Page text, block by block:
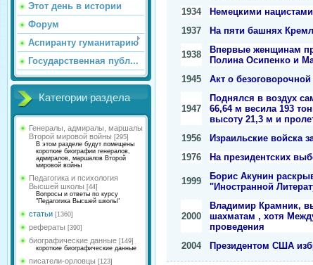
Этот день в истории
Форум
Аспиранту гуманитарию
Государственная публ...
Категории раздела
Генералы, адмиралы, маршалы
Второй мировой войны [295]
В этом разделе будут помещены
короткие биографии генералов,
адмиралов, маршалов Второй
мировой войны
Педагогика и психология
Высшей школы [44]
Вопросы и ответы по курсу
"Педагогика Высшей школы"
статьи [1360]
рефераты [390]
биографические данные [149]
короткие биографические данные
писатели-орловцы [123]
1934
Немецкими
1937
На пяти башнях
1938
Впервые женщинам
Полина Осипенко и
1945
Акт о
1947
Поднялся в воздух
66,64 м весила 193
высоту 21,3 м и
1956
Израильские войска
1976
На президентских
1999
Борис Акунин
"Иностранной
2000
Владимир Крамник,
шахматам , хотя
проведения
2004
Президентом США